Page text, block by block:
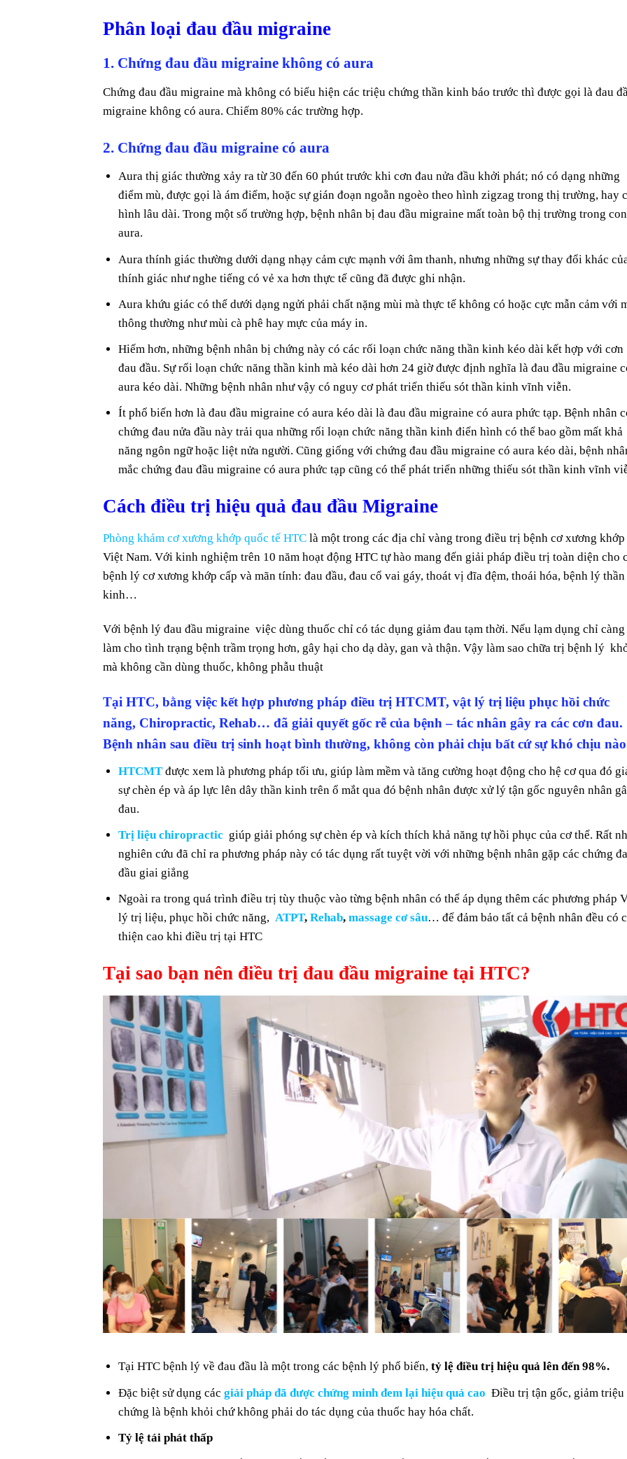
Phân loại đau đầu migraine
1. Chứng đau đầu migraine không có aura
Chứng đau đầu migraine mà không có biểu hiện các triệu chứng thần kinh báo trước thì được gọi là đau
migraine không có aura. Chiếm 80% các trường hợp.
2. Chứng đau đầu migraine có aura
Aura thị giác thường xảy ra từ 30 đến 60 phút trước khi cơn đau nửa đầu khởi phát; nó có dạng những
điểm mù, được gọi là ám điểm, hoặc sự gián đoạn ngoằn ngoèo theo hình zigzag trong thị trường, hay
hình lâu dài. Trong một số trường hợp, bệnh nhân bị đau đầu migraine mất toàn bộ thị trường trong con
aura.
Aura thính giác thường dưới dạng nhạy cảm cực mạnh với âm thanh, nhưng những sự thay đổi khác
thính giác như nghe tiếng có vẻ xa hơn thực tế cũng đã được ghi nhận.
Aura khứu giác có thể dưới dạng ngửi phải chất nặng mùi mà thực tế không có hoặc cực mẫn cảm với
thông thường như mùi cà phê hay mực của máy in.
Hiếm hơn, những bệnh nhân bị chứng này có các rối loạn chức năng thần kinh kéo dài kết hợp với cơn
đau đầu. Sự rối loạn chức năng thần kinh mà kéo dài hơn 24 giờ được định nghĩa là đau đầu migraine
aura kéo dài. Những bệnh nhân như vậy có nguy cơ phát triển thiếu sót thần kinh vĩnh viễn.
Ít phổ biến hơn là đau đầu migraine có aura kéo dài là đau đầu migraine có aura phức tạp. Bệnh nhân
chứng đau nửa đầu này trải qua những rối loạn chức năng thần kinh điển hình có thể bao gồm mất khả
năng ngôn ngữ hoặc liệt nửa người. Cũng giống với chứng đau đầu migraine có aura kéo dài, bệnh
mắc chứng đau đầu migraine có aura phức tạp cũng có thể phát triển những thiếu sót thần kinh vĩnh
Cách điều trị hiệu quả đau đầu Migraine
Phòng khám cơ xương khớp quốc tế HTC là một trong các địa chỉ vàng trong điều trị bệnh cơ xương khớp
Việt Nam. Với kinh nghiệm trên 10 năm hoạt động HTC tự hào mang đến giải pháp điều trị toàn diện cho
bệnh lý cơ xương khớp cấp và mãn tính: đau đầu, đau cổ vai gáy, thoát vị đĩa đệm, thoái hóa, bệnh lý thần
kinh…
Với bệnh lý đau đầu migraine việc dùng thuốc chỉ có tác dụng giảm đau tạm thời. Nếu lạm dụng chỉ càng
làm cho tình trạng bệnh trầm trọng hơn, gây hại cho dạ dày, gan và thận. Vậy làm sao chữa trị bệnh lý
mà không cần dùng thuốc, không phẫu thuật
Tại HTC, bằng việc kết hợp phương pháp điều trị HTCMT, vật lý trị liệu phục hồi chức
năng, Chiropractic, Rehab… đã giải quyết gốc rễ của bệnh – tác nhân gây ra các cơn đau.
Bệnh nhân sau điều trị sinh hoạt bình thường, không còn phải chịu bất cứ sự khó chịu
HTCMT được xem là phương pháp tối ưu, giúp làm mềm và tăng cường hoạt động cho hệ cơ qua đó
sự chèn ép và áp lực lên dây thần kinh trên ổ mắt qua đó bệnh nhân được xử lý tận gốc nguyên nhân
đau.
Trị liệu chiropractic giúp giải phóng sự chèn ép và kích thích khả năng tự hồi phục của cơ thể. Rất
nghiên cứu đã chỉ ra phương pháp này có tác dụng rất tuyệt vời với những bệnh nhân gặp các chứng
đầu giai giẳng
Ngoài ra trong quá trình điều trị tùy thuộc vào từng bệnh nhân có thể áp dụng thêm các phương pháp
lý trị liệu, phục hồi chức năng,ATPT,Rehab,massage cơ sâu… để đảm bảo tất cả bệnh nhân đều có
thiện cao khi điều trị tại HTC
Tại sao bạn nên điều trị đau đầu migraine tại HTC?
Tại HTC bệnh lý về đau đầu là một trong các bệnh lý phổ biến, tỷ lệ điều trị hiệu quả lên đến 98%.
Đặc biệt sử dụng cácgiải pháp đã được chứng minh đem lại hiệu quả cao Điều trị tận gốc, giảm triệu
chứng là bệnh khỏi chứ không phải do tác dụng của thuốc hay hóa chất.
Tỷ lệ tái phát thấp